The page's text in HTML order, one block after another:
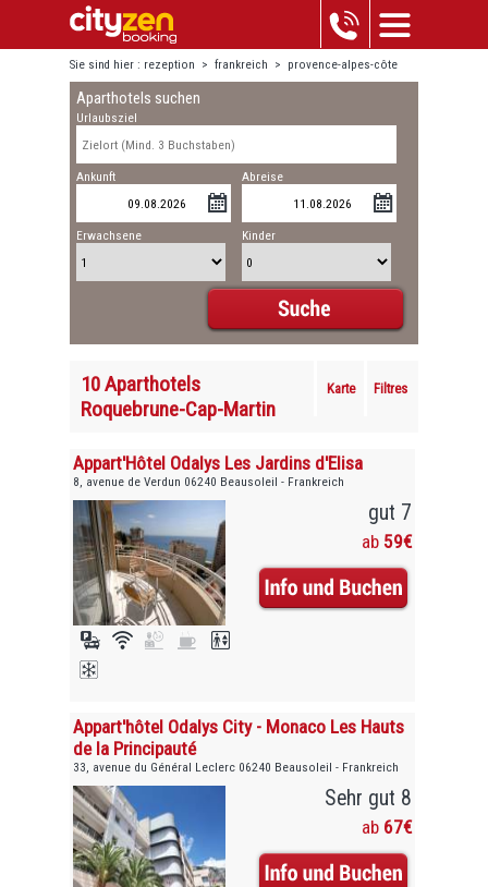
Sie sind hier : rezeption > frankreich > provence-alpes-côte
d'azur>roquebrune-cap-martin
Aparthotels suchen
Urlaubsziel
Ankunft Abreise
Erwachsene Kinder
10 Aparthotels
Roquebrune-Cap-Martin
Karte Filtres
Appart'Hôtel Odalys Les Jardins d'Elisa
8, avenue de Verdun 06240 Beausoleil - Frankreich
gut 7
ab 59€
Appart'hôtel Odalys City - Monaco Les Hauts
de la Principauté
33, avenue du Général Leclerc 06240 Beausoleil - Frankreich
Sehr gut 8
ab 67€